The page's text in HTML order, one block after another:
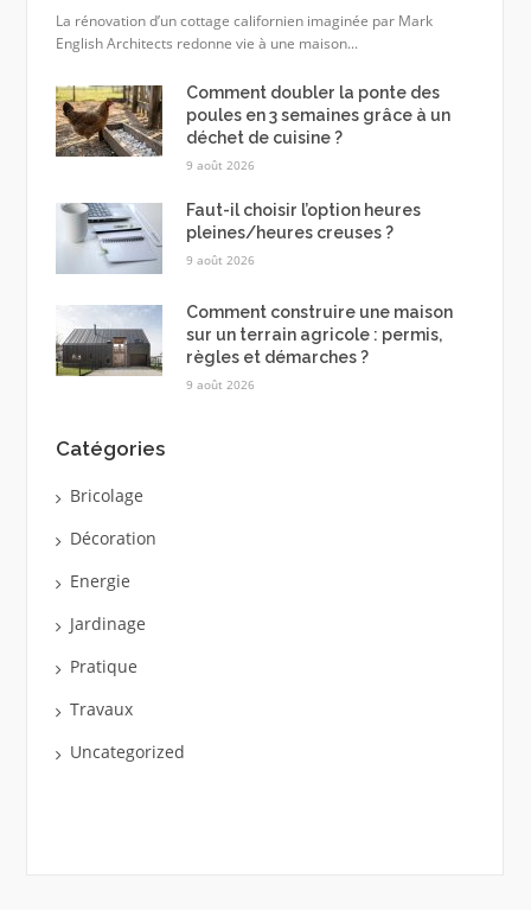
La rénovation d’un cottage californien imaginée par Mark
English Architects redonne vie à une maison...
Comment doubler la ponte des
poules en 3 semaines grâce à un
déchet de cuisine ?
9 août 2026
Faut-il choisir l’option heures
pleines/heures creuses ?
9 août 2026
Comment construire une maison
sur un terrain agricole : permis,
règles et démarches ?
9 août 2026
Catégories
Bricolage
Décoration
Energie
Jardinage
Pratique
Travaux
Uncategorized